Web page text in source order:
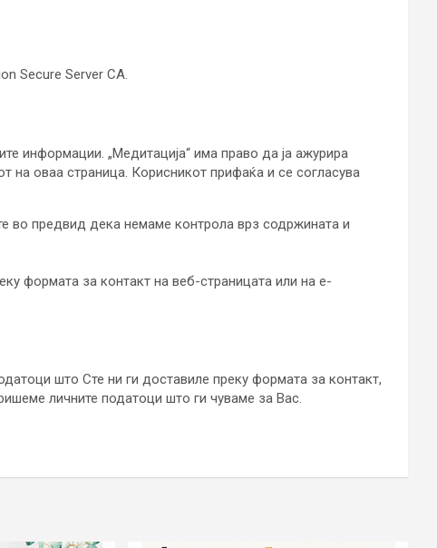
Secure Server CA.
информации. „Медитација“ има право да ја ажурира
на оваа страница. Корисникот прифаќа и се согласува
во предвид дека немаме контрола врз содржината и
формата за контакт на веб-страницата или на е-
што Сте ни ги доставиле преку формата за контакт,
личните податоци што ги чуваме за Вас.